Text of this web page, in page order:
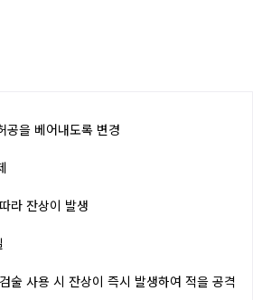
공을 베어내도록 변경
라 잔상이 발생
술 사용 시 잔상이 즉시 발생하여 적을 공격